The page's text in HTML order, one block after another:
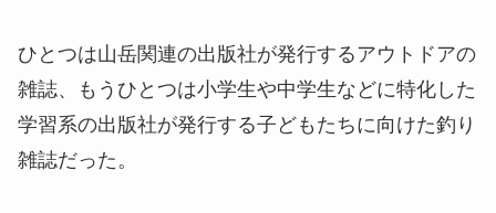
ひとつは山岳関連の出版社が発行するアウトドアの
雑誌、もうひとつは小学生や中学生などに特化した
学習系の出版社が発行する子どもたちに向けた釣り
雑誌だった。